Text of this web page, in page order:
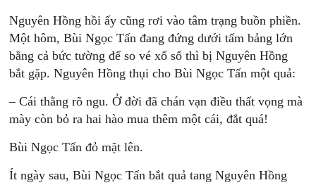
Nguyên Hồng hồi ấy cũng rơi vào tâm trạng buồn phiền.
Một hôm, Bùi Ngọc Tấn đang đứng dưới tấm bảng lớn
bằng cả bức tường để so vé xổ số thì bị Nguyên Hồng
bắt gặp. Nguyên Hồng thụi cho Bùi Ngọc Tấn một quả:
– Cái thằng rõ ngu. Ở đời đã chán vạn điều thất vọng mà
mày còn bỏ ra hai hào mua thêm một cái, đắt quá!
Bùi Ngọc Tấn đỏ mặt lên.
Ít ngày sau, Bùi Ngọc Tấn bắt quả tang Nguyên Hồng